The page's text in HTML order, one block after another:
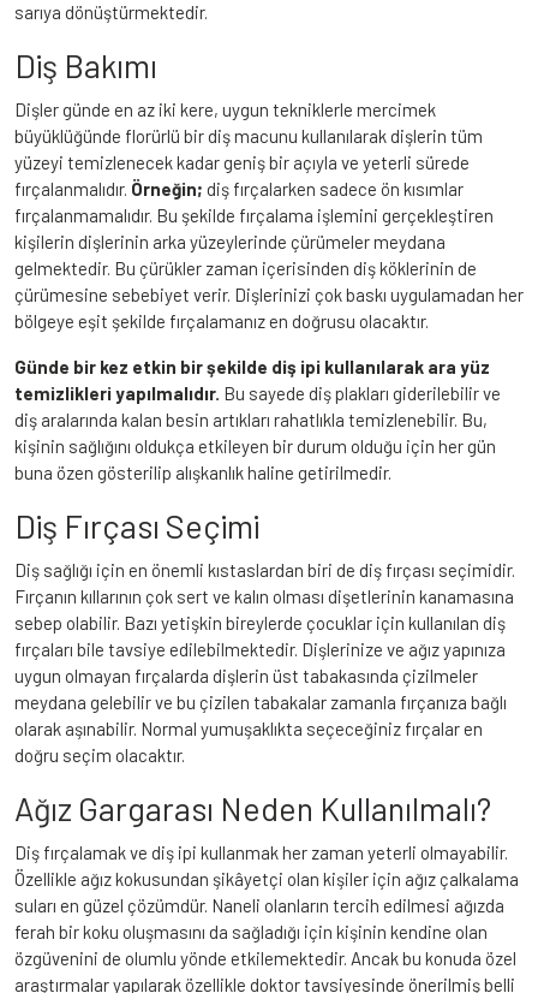
sarıya dönüştürmektedir.
Diş Bakımı
Dişler günde en az iki kere, uygun tekniklerle mercimek
büyüklüğünde florürlü bir diş macunu kullanılarak dişlerin tüm
yüzeyi temizlenecek kadar geniş bir açıyla ve yeterli sürede
fırçalanmalıdır. Örneğin; diş fırçalarken sadece ön kısımlar
fırçalanmamalıdır. Bu şekilde fırçalama işlemini gerçekleştiren
kişilerin dişlerinin arka yüzeylerinde çürümeler meydana
gelmektedir. Bu çürükler zaman içerisinden diş köklerinin de
çürümesine sebebiyet verir. Dişlerinizi çok baskı uygulamadan her
bölgeye eşit şekilde fırçalamanız en doğrusu olacaktır.
Günde bir kez etkin bir şekilde diş ipi kullanılarak ara yüz
temizlikleri yapılmalıdır. Bu sayede diş plakları giderilebilir ve
diş aralarında kalan besin artıkları rahatlıkla temizlenebilir. Bu,
kişinin sağlığını oldukça etkileyen bir durum olduğu için her gün
buna özen gösterilip alışkanlık haline getirilmedir.
Diş Fırçası Seçimi
Diş sağlığı için en önemli kıstaslardan biri de diş fırçası seçimidir.
Fırçanın kıllarının çok sert ve kalın olması dişetlerinin kanamasına
sebep olabilir. Bazı yetişkin bireylerde çocuklar için kullanılan diş
fırçaları bile tavsiye edilebilmektedir. Dişlerinize ve ağız yapınıza
uygun olmayan fırçalarda dişlerin üst tabakasında çizilmeler
meydana gelebilir ve bu çizilen tabakalar zamanla fırçanıza bağlı
olarak aşınabilir. Normal yumuşaklıkta seçeceğiniz fırçalar en
doğru seçim olacaktır.
Ağız Gargarası Neden Kullanılmalı?
Diş fırçalamak ve diş ipi kullanmak her zaman yeterli olmayabilir.
Özellikle ağız kokusundan şikâyetçi olan kişiler için ağız çalkalama
suları en güzel çözümdür. Naneli olanların tercih edilmesi ağızda
ferah bir koku oluşmasını da sağladığı için kişinin kendine olan
özgüvenini de olumlu yönde etkilemektedir. Ancak bu konuda özel
araştırmalar yapılarak özellikle doktor tavsiyesinde önerilmiş belli